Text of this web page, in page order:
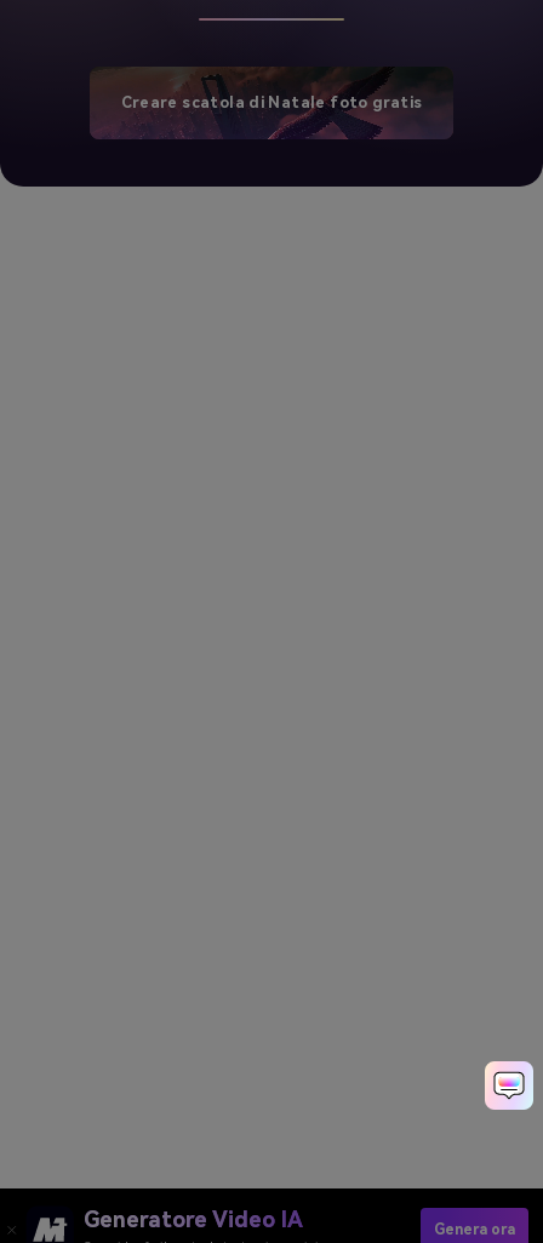
Creare scatola di Natale foto gratis
Generatore Video IA Genera ora